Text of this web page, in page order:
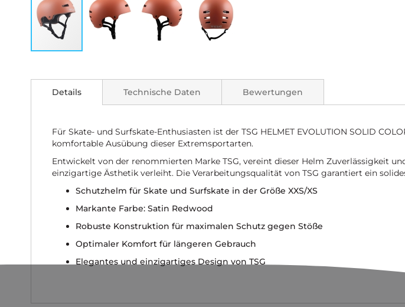
der
Bildgalerie
Details
Für Skate- und Surfskate-Enthusiasten ist der TSG HELMET EVOLUTION SOLID
komfortable Ausübung dieser Extremsportarten.
Entwickelt von der renommierten Marke TSG, vereint dieser Helm Zuverlässigkeit
einzigartige Ästhetik verleiht. Die Verarbeitungsqualität von TSG garantiert ein
Schutzhelm für Skate und Surfskate in der Größe XXS/XS
Markante Farbe: Satin Redwood
Robuste Konstruktion für maximalen Schutz gegen Stöße
Optimaler Komfort für längeren Gebrauch
Elegantes und einzigartiges Design von TSG
Technische Daten Bewertungen